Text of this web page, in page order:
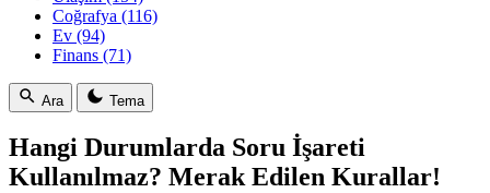
Coğrafya (116)
Ev (94)
Finans (71)
Ara Tema
Hangi Durumlarda Soru İşareti
Kullanılmaz? Merak Edilen Kurallar!